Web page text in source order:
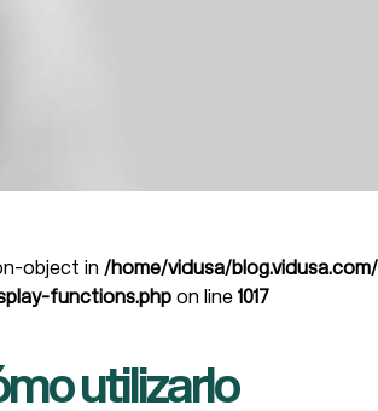
object in /home/vidusa/
functions.php on line 1017
utilizarlo